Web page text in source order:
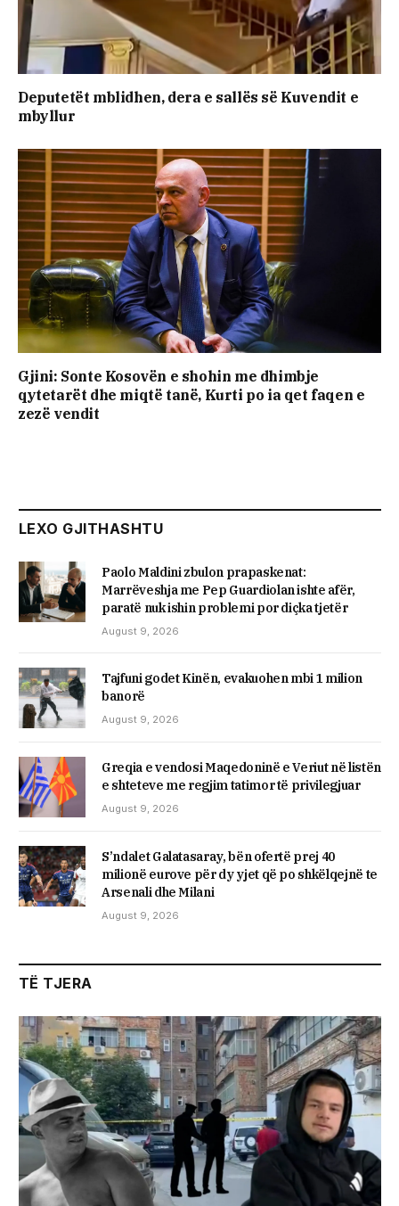
Deputetët mblidhen, dera e sallës së Kuvendit e
mbyllur
Gjini: Sonte Kosovën e shohin me dhimbje
qytetarët dhe miqtë tanë, Kurti po ia qet faqen e
zezë vendit
LEXO GJITHASHTU
Paolo Maldini zbulon prapaskenat:
Marrëveshja me Pep Guardiolan ishte afër,
paratë nuk ishin problemi por diçka tjetër
August 9, 2026
Tajfuni godet Kinën, evakuohen mbi 1 milion
banorë
August 9, 2026
Greqia e vendosi Maqedoninë e Veriut në listën
e shteteve me regjim tatimor të privilegjuar
August 9, 2026
S’ndalet Galatasaray, bën ofertë prej 40
milionë eurove për dy yjet që po shkëlqejnë te
Arsenali dhe Milani
August 9, 2026
TË TJERA